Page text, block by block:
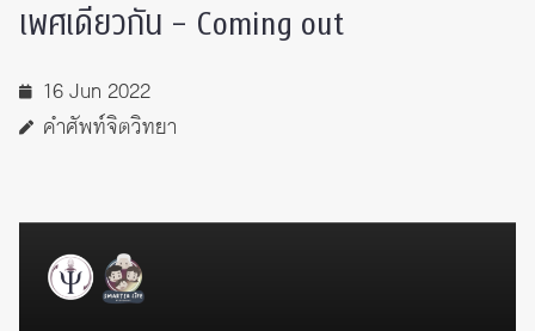
เพศเดียวกัน – Coming out
16 Jun 2022
คำศัพท์จิตวิทยา